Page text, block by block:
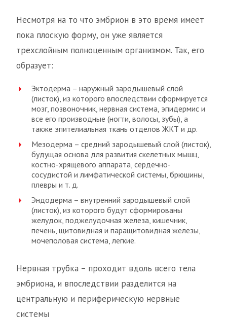
Несмотря на то что эмбрион в это время имеет
пока плоскую форму, он уже является
трехслойным полноценным организмом. Так, его
образует:
Эктодерма – наружный зародышевый слой
(листок), из которого впоследствии сформируется
мозг, позвоночник, нервная система, эпидермис и
все его производные (ногти, волосы, зубы), а
также эпителиальная ткань отделов ЖКТ и др.
Мезодерма – средний зародышевый слой (листок),
будущая основа для развития скелетных мышц,
костно-хрящевого аппарата, сердечно-
сосудистой и лимфатической системы, брюшины,
плевры и т. д.
Эндодерма – внутренний зародышевый слой
(листок), из которого будут сформированы
желудок, поджелудочная железа, кишечник,
печень, щитовидная и паращитовидная железы,
мочеполовая система, легкие.
Нервная трубка – проходит вдоль всего тела
эмбриона, и впоследствии разделится на
центральную и периферическую нервные
системы